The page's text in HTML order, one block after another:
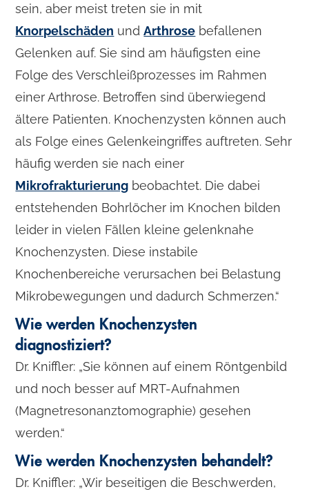
sein, aber meist treten sie in mit
Knorpelschäden undArthrose befallenen
Gelenken auf. Sie sind am häufigsten eine
Folge des Verschleißprozesses im Rahmen
einer Arthrose. Betroffen sind überwiegend
ältere Patienten. Knochenzysten können auch
als Folge eines Gelenkeingriffes auftreten. Sehr
häufig werden sie nach einer
Mikrofrakturierung beobachtet. Die dabei
entstehenden Bohrlöcher im Knochen bilden
leider in vielen Fällen kleine gelenknahe
Knochenzysten. Diese instabile
Knochenbereiche verursachen bei Belastung
Mikrobewegungen und dadurch Schmerzen.“
Wie werden Knochenzysten
diagnostiziert?
Dr. Kniffler: „Sie können auf einem Röntgenbild
und noch besser auf MRT-Aufnahmen
(Magnetresonanztomographie) gesehen
werden.“
Wie werden Knochenzysten behandelt?
Dr. Kniffler: „Wir beseitigen die Beschwerden,